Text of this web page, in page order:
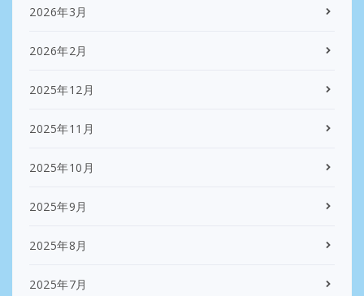
2026年3月
2026年2月
2025年12月
2025年11月
2025年10月
2025年9月
2025年8月
2025年7月